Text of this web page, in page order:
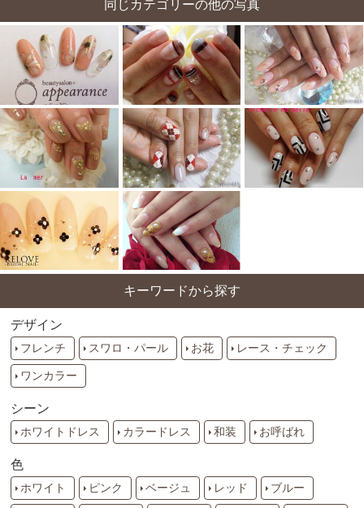
同じカテゴリーの他の写真
キーワードから探す
デザイン
フレンチ スワロ・パール お花 レース・チェック
ワンカラー
シーン
ホワイトドレス カラードレス 和装 お呼ばれ
色
ホワイト ピンク ベージュ レッド ブルー